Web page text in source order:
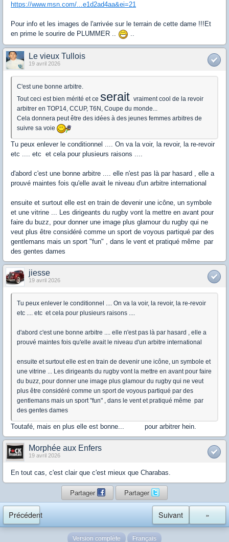
https://www.msn.com/...e1d2ad4aa&ei=21
Pour info et les images de l'arrivée sur le terrain de cette dame !!!Et
en prime le sourire de PLUMMER ..
..
Le vieux Tullois
19 avril 2026
C'est une bonne arbitre.
Tout ceci est bien mérité et ce serait vraiment cool de la revoir
arbitrer en TOP14, CCUP, T6N, Coupe du monde...
Cela donnera peut être des idées à des jeunes femmes arbitres de
suivre sa voie
Tu peux enlever le conditionnel .... On va la voir, la revoir, la re-revoir
etc .... etc et cela pour plusieurs raisons ....
d'abord c'est une bonne arbitre .... elle n'est pas là par hasard , elle a
prouvé maintes fois qu'elle avait le niveau d'un arbitre international
ensuite et surtout elle est en train de devenir une icône, un symbole
et une vitrine ... Les dirigeants du rugby vont la mettre en avant pour
faire du buzz, pour donner une image plus glamour du rugby qui ne
veut plus être considéré comme un sport de voyous partiqué par des
gentlemans mais un sport "fun" , dans le vent et pratiqué même par
des gentes dames
jiesse
19 avril 2026
Tu peux enlever le conditionnel .... On va la voir, la revoir, la re-revoir
etc .... etc et cela pour plusieurs raisons ....
d'abord c'est une bonne arbitre .... elle n'est pas là par hasard , elle a
prouvé maintes fois qu'elle avait le niveau d'un arbitre international
ensuite et surtout elle est en train de devenir une icône, un symbole et
une vitrine ... Les dirigeants du rugby vont la mettre en avant pour faire
du buzz, pour donner une image plus glamour du rugby qui ne veut
plus être considéré comme un sport de voyous partiqué par des
gentlemans mais un sport "fun" , dans le vent et pratiqué même par
des gentes dames
Toutafé, mais en plus elle est bonne... pour arbitrer hein.
Morphée aux Enfers
19 avril 2026
En tout cas, c'est clair que c'est mieux que Charabas.
Partager Partager
Précédent »
Suivant
Version complète Français